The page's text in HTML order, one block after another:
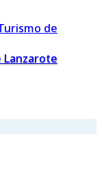
Lanzarote